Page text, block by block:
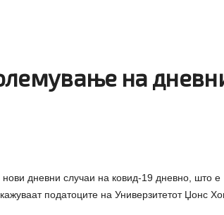
на
дневни случаи на ковид-19 дневно, што е
податоците на Универзитетот Џонс